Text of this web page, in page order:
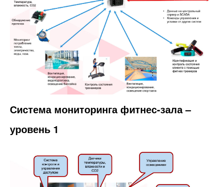
Система мониторинга фитнес-зала –
уровень 1